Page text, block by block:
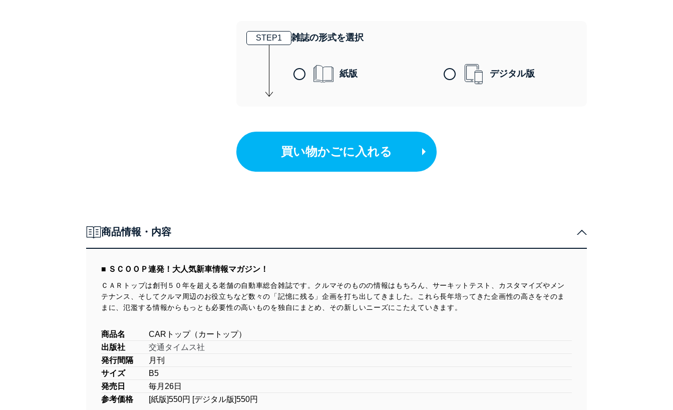
STEP1 雑誌の形式を選択
紙版 デジタル版
買い物かごに入れる
商品情報・内容
■ ＳＣＯＯＰ連発！大人気新車情報マガジン！
ＣＡＲトップは創刊５０年を超える老舗の自動車総合雑誌です。クルマそのものの情報はもちろん、サーキットテスト、カスタマイズやメン
テナンス、そしてクルマ周辺のお役立ちなど数々の「記憶に残る」企画を打ち出してきました。これら長年培ってきた企画性の高さをそのま
まに、氾濫する情報からもっとも必要性の高いものを独自にまとめ、その新しいニーズにこたえていきます。
商品名
CARトップ（カートップ）
出版社
交通タイムス社
発行間隔
月刊
サイズ
B5
発売日
毎月26日
参考価格
[紙版]550円 [デジタル版]550円